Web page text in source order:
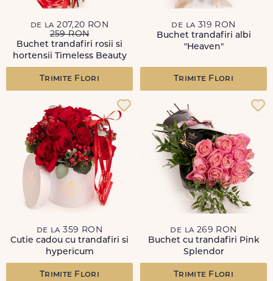
de la 207,20 RON
259 RON
Buchet trandafiri rosii si
hortensii Timeless Beauty
Trimite Flori
de la 319 RON
Buchet trandafiri albi
"Heaven"
Trimite Flori
de la 359 RON
Cutie cadou cu trandafiri si
hypericum
Trimite Flori
de la 269 RON
Buchet cu trandafiri Pink
Splendor
Trimite Flori